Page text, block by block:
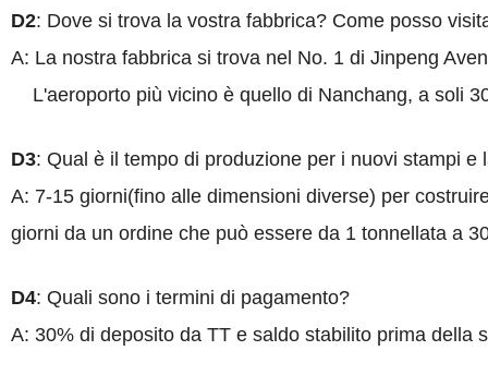
D2: Dove si trova la vostra fabbrica? Come posso
A: La nostra fabbrica si trova nel No. 1 di Jinpeng
L'aeroporto più vicino è quello di Nanchang, a soli
D3: Qual èil tempo di produzione per i nuovi stampi e
A: 7-15 giorni(fino alle dimensioni diverse) per
giorni da un ordine che può essere da 1 tonnellata a
D4: Quali sono i termini di pagamento?
A: 30% di deposito da TT e saldo stabilito prima della